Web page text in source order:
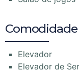
Comodidade
Elevador
Elevador de